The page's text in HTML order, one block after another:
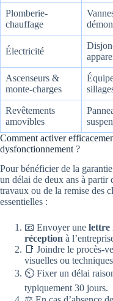
Plomberie-
chauffage
Électricité
Ascenseurs &
monte-charges
Revêtements
amovibles
Comment activer
dysfonctionnement ?
Pour bénéficier de la
un délai de deux ans à
travaux ou de la remise des
essentielles :
📧 Envoyer une lettre
réception à
📑 Joindre le procès-
visuelles ou
⏲️ Fixer un délai
typiquement 30 jours.